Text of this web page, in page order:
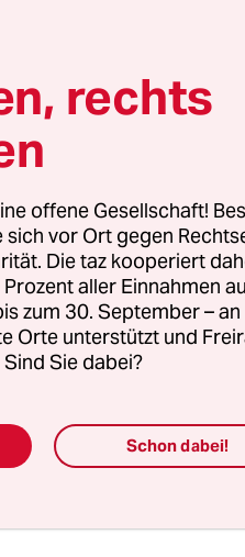
an einem Felsen
(Erik Satie, „Sports &
rechts
offene Gesellschaft!
sich vor Ort gegen
Die taz kooperiert
aller Einnahmen
zum 30. September –
Orte unterstützt und
Sie dabei?
Schon dabei!